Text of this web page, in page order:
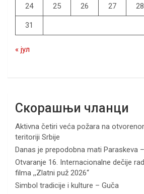
24 25 26 27 28
31
« јул
Скорашњи чланци
Aktivna četiri veća požara na
teritoriji Srbije
Danas je prepodobna mati Paraskeva
Otvaranje 16. Internacionalne dečije
filma ,,Zlatni puž 2026“
Simbol tradicije i kulture – Guča